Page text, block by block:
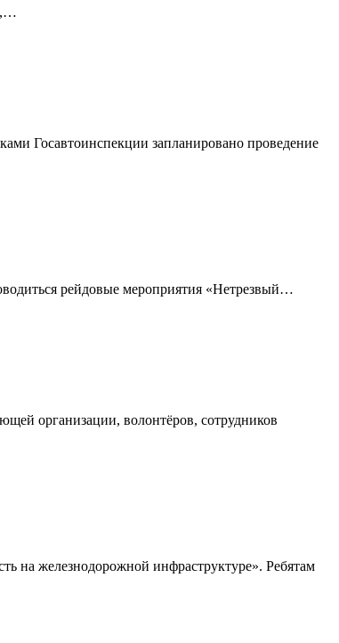
Госавтоинспекции запланировано проведение
рейдовые мероприятия «Нетрезвый…
организации, волонтёров, сотрудников
на железнодорожной инфраструктуре». Ребятам